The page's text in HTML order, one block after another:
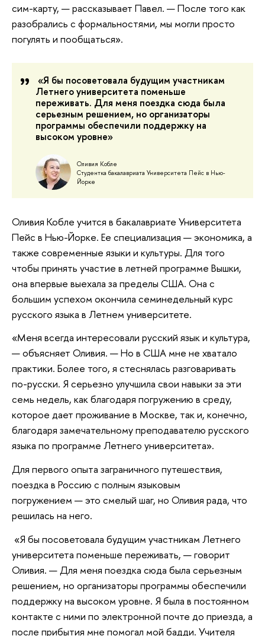
сим-карту, — рассказывает Павел. — После того как
разобрались с формальностями, мы могли просто
погулять и пообщаться».
«Я бы посоветовала будущим участникам
Летнего университета поменьше
переживать. Для меня поездка сюда была
серьезным решением, но организаторы
программы обеспечили поддержку на
высоком уровне»
Оливия Кобле
Студентка бакалавриата Университета Пейс в Нью-
Йорке
Оливия Кобле учится в бакалавриате Университета
Пейс в Нью-Йорке. Ее специализация — экономика, а
также современные языки и культуры. Для того
чтобы принять участие в летней программе Вышки,
она впервые выехала за пределы США. Она с
большим успехом окончила семинедельный курс
русского языка в Летнем университете.
«Меня всегда интересовали русский язык и культура,
— объясняет Оливия. — Но в США мне не хватало
практики. Более того, я стеснялась разговаривать
по-русски. Я серьезно улучшила свои навыки за эти
семь недель, как благодаря погружению в среду,
которое дает проживание в Москве, так и, конечно,
благодаря замечательному преподавателю русского
языка по программе Летнего университета».
Для первого опыта заграничного путешествия,
поездка в Россию с полным языковым
погружением — это смелый шаг, но Оливия рада, что
решилась на него.
«Я бы посоветовала будущим участникам Летнего
университета поменьше переживать, — говорит
Оливия. — Для меня поездка сюда была серьезным
решением, но организаторы программы обеспечили
поддержку на высоком уровне. Я была в постоянном
контакте с ними по электронной почте до приезда, а
после прибытия мне помогал мой бадди. Учителя